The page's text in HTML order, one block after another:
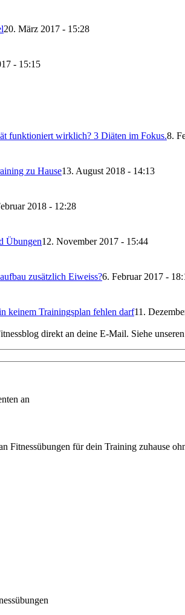
20. März 2017 - 15:28
- 15:15
funktioniert wirklich? 3 Diäten im Fokus.8.
zu Hause13. August 2018 - 14:13
2018 - 12:28
Übungen12. November 2017 - 15:44
zusätzlich Eiweiss?6. Februar 2017 -
keinem Trainingsplan fehlen darf11.
direkt an deine E-Mail. Siehe unseren
an
Fitnessübungen für dein Training zuhause